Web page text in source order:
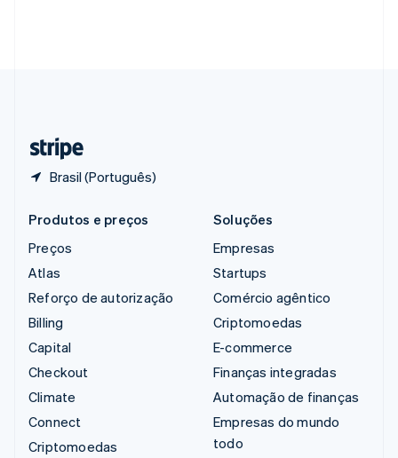
Brasil (Português)
Produtos e preços
Preços
Atlas
Reforço de autorização
Billing
Capital
Checkout
Climate
Connect
Criptomoedas
Soluções
Empresas
Startups
Comércio agêntico
Criptomoedas
E-commerce
Finanças integradas
Automação de finanças
Empresas do mundo
todo